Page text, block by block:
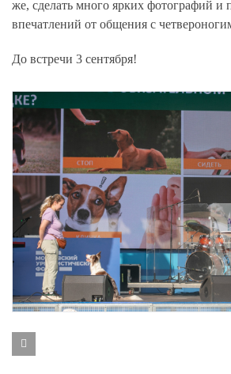
же, сделать много ярких фотографий и
впечатлений от общения с
До встречи 3 сентября!